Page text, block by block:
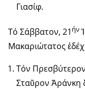
Γιασίφ.
Τό Σάββατον, 21 ήν
Μακαριώτατος
Τόν
Σταῦρον Ἀράνκη